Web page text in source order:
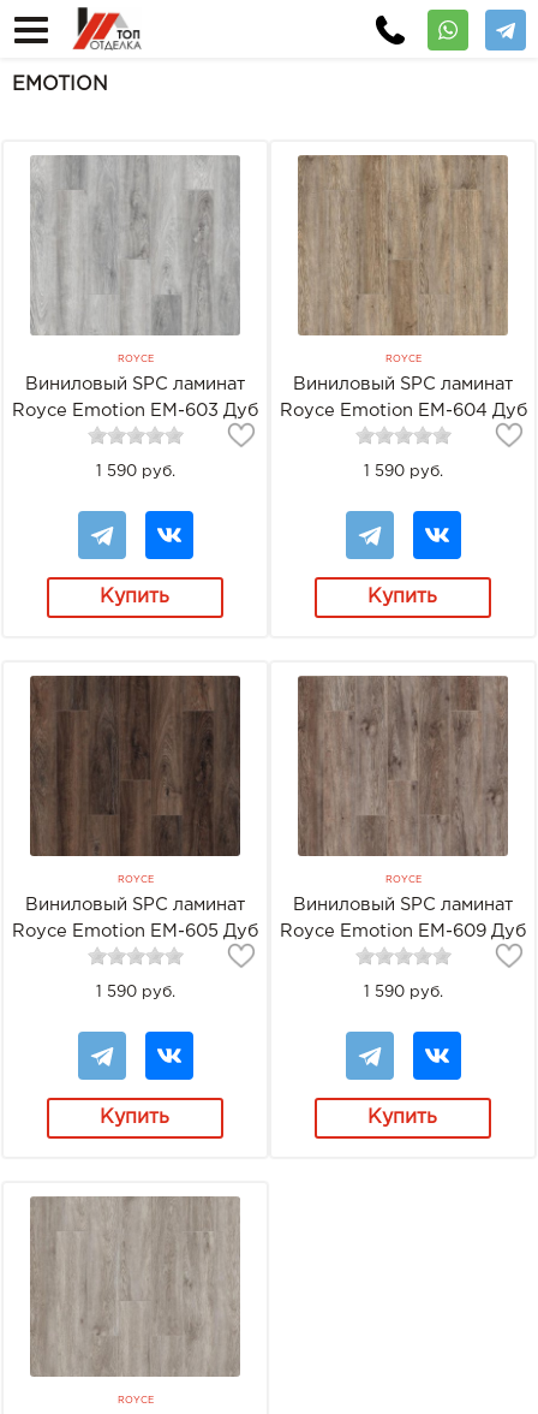
EMOTION
ROYCE
Виниловый SPC ламинат
Royce Emotion EM-603 Дуб
Траст
1 590 руб.
Купить
ROYCE
Виниловый SPC ламинат
Royce Emotion EM-604 Дуб
Густо
1 590 руб.
Купить
ROYCE
Виниловый SPC ламинат
Royce Emotion EM-605 Дуб
Сьюрети
1 590 руб.
Купить
ROYCE
Виниловый SPC ламинат
Royce Emotion EM-609 Дуб
Мокси
1 590 руб.
Купить
ROYCE